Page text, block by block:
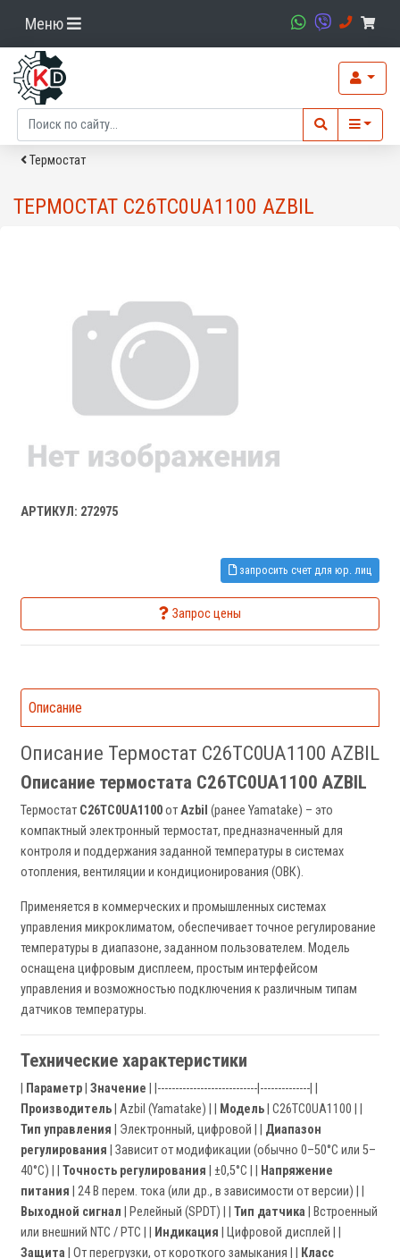
Меню
Термостат
ТЕРМОСТАТ C26TC0UA1100 AZBIL
АРТИКУЛ: 272975
запросить счет для юр. лиц
Запрос цены
Описание
Описание Термостат C26TC0UA1100 AZBIL
Описание термостата C26TC0UA1100 AZBIL
Термостат C26TC0UA1100отAzbil (ранее Yamatake) – это
компактный электронный термостат, предназначенный для
контроля и поддержания заданной температуры в системах
отопления, вентиляции и кондиционирования (ОВК).
Применяется в коммерческих и промышленных системах
управления микроклиматом, обеспечивает точное регулирование
температуры в диапазоне, заданном пользователем. Модель
оснащена цифровым дисплеем, простым интерфейсом
управления и возможностью подключения к различным типам
датчиков температуры.
Технические характеристики
Параметр Значение | |----------------------------|--------------| |
Производитель | Azbil (Yamatake) | | Модель | C26TC0UA1100 | |
Тип управления | Электронный, цифровой | | Диапазон
регулирования | Зависит от модификации (обычно 0–50°C или 5–
40°C) | | Точность регулирования | ±0,5°C | |
Напряжение
питания | 24 В перем. тока (или др., в зависимости от версии) | |
Выходной сигнал | Релейный (SPDT) | | Тип датчика | Встроенный
или внешний NTC / PTC | |
Индикация | Цифровой дисплей | |
Защита | От перегрузки, от короткого замыкания | |
Класс